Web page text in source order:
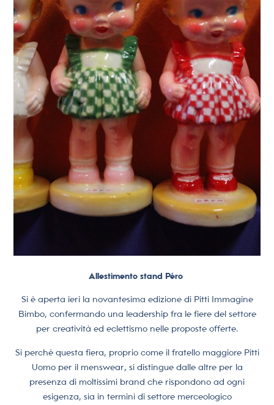
Allestimento stand Péro
Si è aperta ieri la novantesima edizione di Pitti Immagine
Bimbo, confermando una leadership fra le fiere del settore
per creatività ed eclettismo nelle proposte offerte.
Si perché questa fiera, proprio come il fratello maggiore Pitti
Uomo per il menswear, si distingue dalle altre per la
presenza di moltissimi brand che rispondono ad ogni
esigenza, sia in termini di settore merceologico